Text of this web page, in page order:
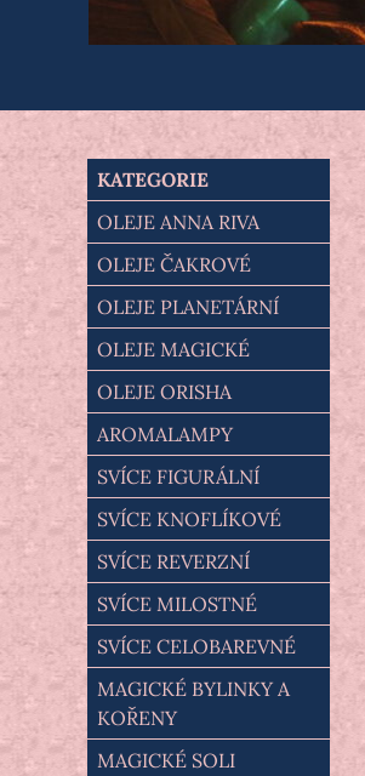
KATEGORIE
OLEJE ANNA RIVA
OLEJE ČAKROVÉ
OLEJE PLANETÁRNÍ
OLEJE MAGICKÉ
OLEJE ORISHA
AROMALAMPY
SVÍCE FIGURÁLNÍ
SVÍCE KNOFLÍKOVÉ
SVÍCE REVERZNÍ
SVÍCE MILOSTNÉ
SVÍCE CELOBAREVNÉ
MAGICKÉ BYLINKY A
KOŘENY
MAGICKÉ SOLI